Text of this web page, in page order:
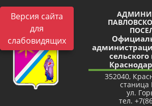
Версия сайта
для
слабовидящих
352040,
станица
ул.
тел.